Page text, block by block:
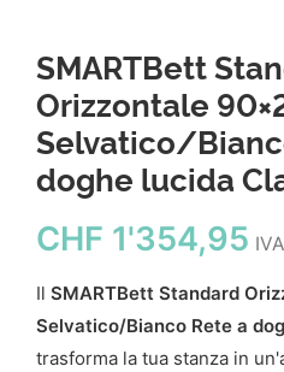
SMARTBett
Orizzontale
Selvatico/
doghe lucida
CHF 1'354,95
Il SMARTBett Standard
Selvatico/Bianco Rete a
trasforma la tua stanza in